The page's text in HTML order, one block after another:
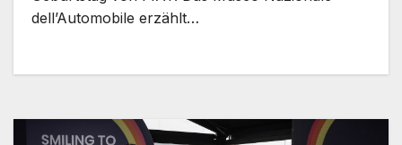
dell’Automobile erzählt…